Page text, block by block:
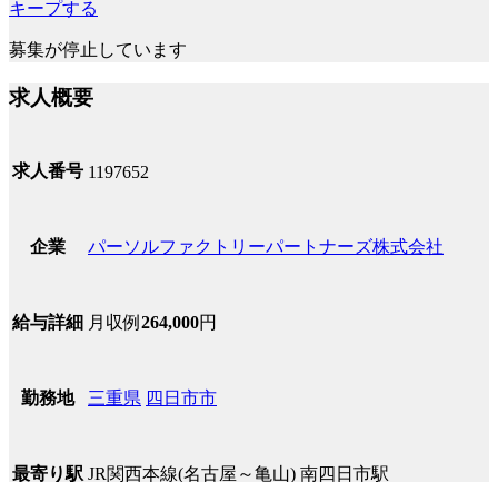
キープする
募集が停止しています
求人概要
求人番号 1197652
企業 パーソルファクトリーパートナーズ株式会社
給与詳細 月収例 264,000円
勤務地 三重県 四日市市
最寄り駅 JR関西本線(名古屋～亀山) 南四日市駅